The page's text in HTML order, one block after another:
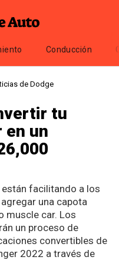
Conducción
de Dodge
tu
en un
facilitando a los
una capota
muscle car. Los
un proceso de
convertibles de
2022 a través de